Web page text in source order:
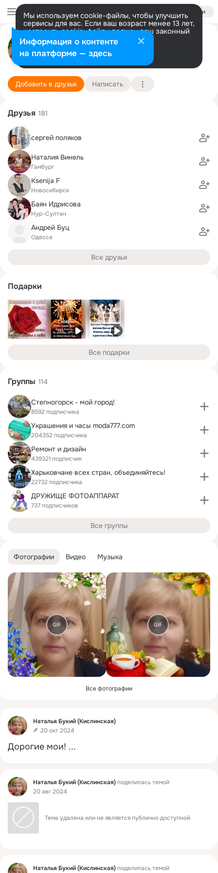
Войти
Мы используем cookie-файлы, чтобы улучшить
сервисы для вас. Если ваш возраст менее 13 лет,
настроить cookie-файлы должен ваш законный
представитель. Больше информации
Разрешить все Настроить
Наталья Букий (Кислинская)
Степногорск
Подробнее
Добавить в друзья Написать
Фотографии Видео Музыка
GIF GIF
Все фотографии
Фид
Наталья Букий (Кислинская)
20 окт 2024
Дорогие мои! ...
Фид Наталья Букий (Кислинская)поделилась темой
20 авг 2024
Тема удалена или не является публично доступной
Фид Наталья Букий (Кислинская)поделилась темой
Друзья 181
сергей поляков
Наталия Винель
Гамбург
Ksenija F
Новосибирск
Баян Идрисова
Нур-Султан
Андрей Буц
Одесса
Все друзья
Подарки
Все подарки
Группы 114
Степногорск - мой город!
8592 подписчика
Украшения и часы moda777.com
204352 подписчика
Ремонт и дизайн
439321 подписчик
Харьковчане всех стран, объединяйтесь!
22732 подписчика
ДРУЖИЩЕ ФОТОАППАРАТ
737 подписчиков
Все группы
Информация о контенте
на платформе — здесь